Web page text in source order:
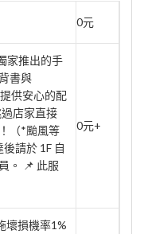
0元
家推出的手
書與
供安心的配
店家直接
（*颱風等
請於 1F 自
。 📌 此服
0元+
壞損機率1%